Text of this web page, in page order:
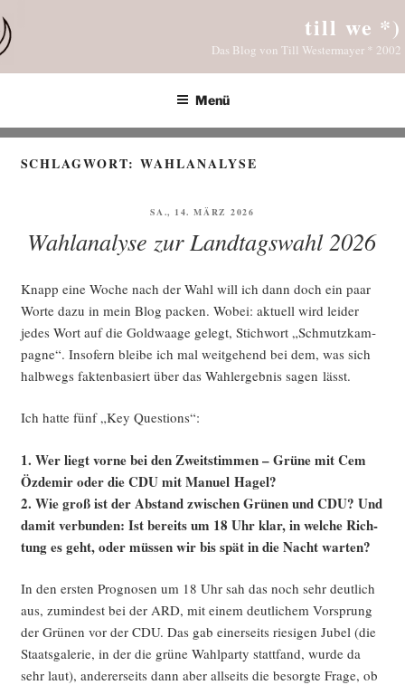
Inhalt
springen
till we *)
Das Blog von Till Westermayer * 2002
Menü
SCHLAGWORT:WAHLANALYSE
VERÖFFENTLICHT
SA., 14. MÄRZ 2026
Wahlanalyse zur Landtagswahl 2026
Knapp eine Woche nach der Wahl will ich dann doch ein paar
Wor­te dazu in mein Blog packen. Wobei: aktu­ell wird lei­der
jedes Wort auf die Gold­waa­ge gelegt, Stich­wort „Schmutz­kam­
pa­gne“. Inso­fern blei­be ich mal weit­ge­hend bei dem, was sich
halb­wegs fak­ten­ba­siert über das Wahl­er­geb­nis sagen lässt.
Ich hat­te fünf „Key Questions“:
1. Wer liegt vor­ne bei den Zweit­stim­men – Grü­ne mit Cem
Özd­emir oder die CDU mit Manu­el Hagel?
2. Wie groß ist der Abstand zwi­schen Grü­nen und CDU? Und
damit ver­bun­den: Ist bereits um 18 Uhr klar, in wel­che Rich­
tung es geht, oder müs­sen wir bis spät in die Nacht warten?
In den ers­ten Pro­gno­sen um 18 Uhr sah das noch sehr deut­lich
aus, zumin­dest bei der ARD, mit einem deut­li­chem Vor­sprung
der Grü­nen vor der CDU. Das gab einer­seits rie­si­gen Jubel (die
Staats­ga­le­rie, in der die grü­ne Wahl­par­ty statt­fand, wur­de da
sehr laut), ande­rer­seits dann aber all­seits die besorg­te Fra­ge, ob